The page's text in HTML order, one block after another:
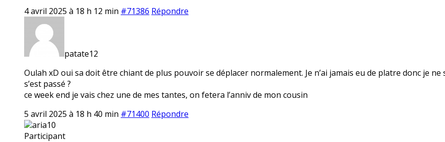
4 avril 2025 à 18 h 12 min #71386 Répondre
patate12
Oulah xD oui sa doit être chiant de plus pouvoir se déplacer normalement. Je n’ai jamais eu de platre donc je ne
s’est passé ?
ce week end je vais chez une de mes tantes, on fetera l’anniv de mon cousin
5 avril 2025 à 18 h 40 min #71400 Répondre
aria10
Participant